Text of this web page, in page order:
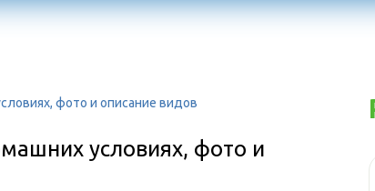
фото и описание видов
условиях, фото и